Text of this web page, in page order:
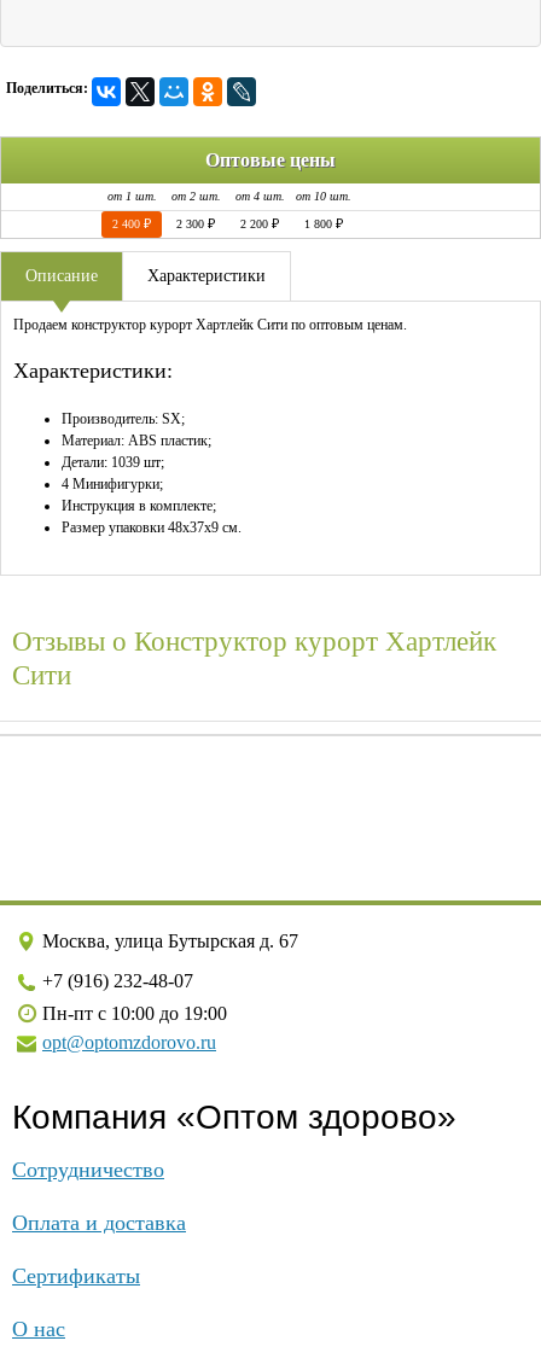
Поделиться:
Оптовые цены
от 1 шт. от 2 шт. от 4 шт. от 10 шт.
2 400 ₽ 2 300 ₽ 2 200 ₽ 1 800 ₽
Описание Характеристики
Продаем конструктор курорт Хартлейк Сити по оптовым ценам.
Характеристики:
Производитель: SX;
Материал: ABS пластик;
Детали: 1039 шт;
4 Минифигурки;
Инструкция в комплекте;
Размер упаковки 48x37x9 см.
Отзывы о Конструктор курорт Хартлейк
Сити
Москва, улица Бутырская д. 67
+7 (916) 232-48-07
Пн-пт с 10:00 до 19:00
opt@optomzdorovo.ru
Компания «Оптом здорово»
Сотрудничество
Оплата и доставка
Сертификаты
О нас